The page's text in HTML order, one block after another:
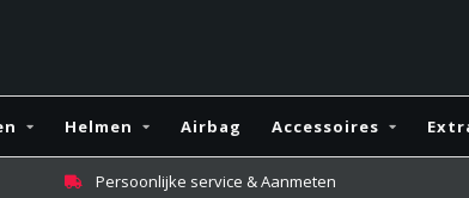
Helmen Airbag Accessoires
Persoonlijke service & Aanmeten